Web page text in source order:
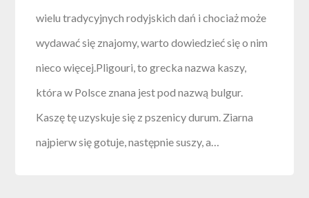
wielu tradycyjnych rodyjskich dań i chociaż może
wydawać się znajomy, warto dowiedzieć się o nim
nieco więcej.Pligouri, to grecka nazwa kaszy,
która w Polsce znana jest pod nazwą bulgur.
Kaszę tę uzyskuje się z pszenicy durum. Ziarna
najpierw się gotuje, następnie suszy, a…